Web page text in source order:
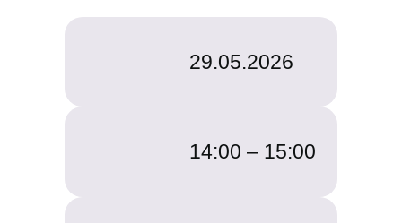
29.05.2026
14:00 – 15:00